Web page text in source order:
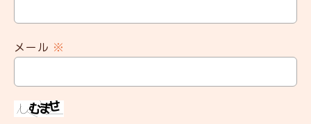
メール ※